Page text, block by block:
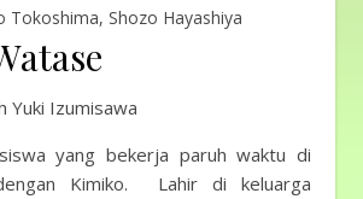
Tokoshima, Shozo Hayashiya
Yuki Izumisawa
yang bekerja paruh waktu di
Kimiko. Lahir di keluarga